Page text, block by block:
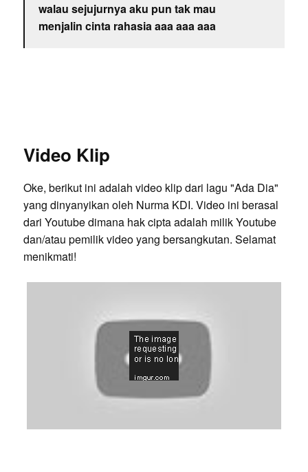
walau sejujurnya aku pun tak mau
menjalin cinta rahasia aaa aaa aaa
Video Klip
Oke, berikut ini adalah video klip dari lagu "Ada Dia"
yang dinyanyikan oleh Nurma KDI. Video ini berasal
dari Youtube dimana hak cipta adalah milik Youtube
dan/atau pemilik video yang bersangkutan. Selamat
menikmati!